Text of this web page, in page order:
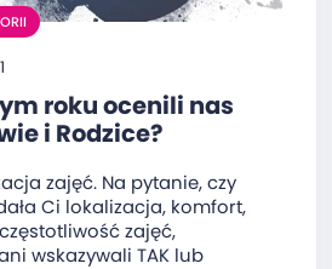
roku ocenili nas
i Rodzice?
zajęć. Na pytanie, czy
Ci lokalizacja, komfort,
zajęć,
wskazywali TAK lub